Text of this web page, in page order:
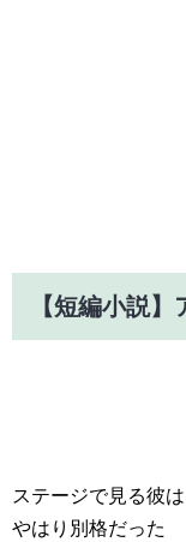
【短編小説
ステージで見る彼は
やはり別格だった